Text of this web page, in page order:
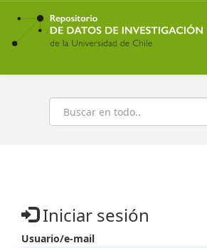
Ir
contenido
principal
Buscar
Iniciar sesión
Usuario/e-mail